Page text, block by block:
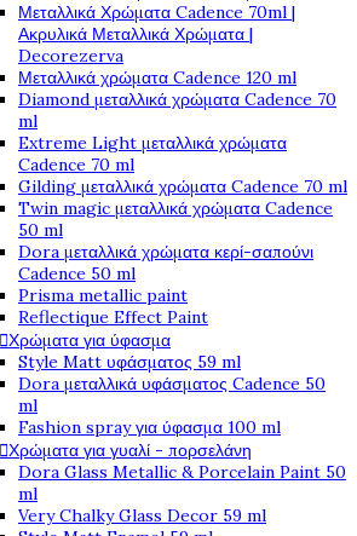
Μεταλλικά Χρώματα Cadence 70ml |
Ακρυλικά Μεταλλικά Χρώματα |
Decorezerva
Μεταλλικά χρώματα Cadence 120 ml
Diamond μεταλλικά χρώματα Cadence 70
ml
Extreme Light μεταλλικά χρώματα
Cadence 70 ml
Gilding μεταλλικά χρώματα Cadence 70 ml
Twin magic μεταλλικά χρώματα Cadence
50 ml
Dora μεταλλικά χρώματα κερί-σαπούνι
Cadence 50 ml
Prisma metallic paint
Reflectique Effect Paint
Χρώματα για ύφασμα
Style Matt υφάσματος 59 ml
Dora μεταλλικά υφάσματος Cadence 50
ml
Fashion spray για ύφασμα 100 ml
Χρώματα για γυαλί - πορσελάνη
Dora Glass Metallic & Porcelain Paint 50
ml
Very Chalky Glass Decor 59 ml